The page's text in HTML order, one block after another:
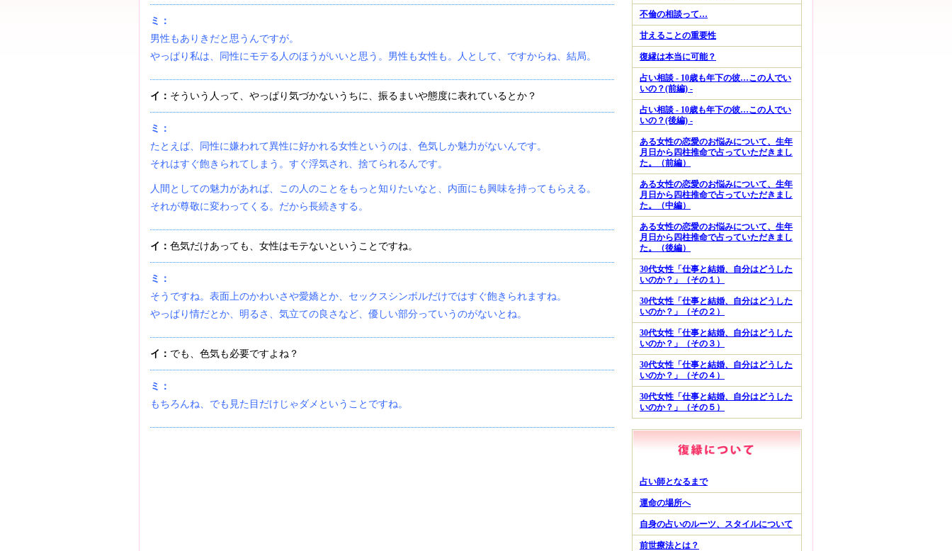
不倫の相談って…
甘えることの重要性
復縁は本当に可能？
占い相談 - 10歳も年下の彼…この人でい
いの？(前編) -
占い相談 - 10歳も年下の彼…この人でい
いの？(後編) -
ある女性の恋愛のお悩みについて、生年
月日から四柱推命で占っていただきまし
た。（前編）
ある女性の恋愛のお悩みについて、生年
月日から四柱推命で占っていただきまし
た。（中編）
ある女性の恋愛のお悩みについて、生年
月日から四柱推命で占っていただきまし
た。（後編）
30代女性「仕事と結婚、自分はどうした
いのか？」（その１）
30代女性「仕事と結婚、自分はどうした
いのか？」（その２）
30代女性「仕事と結婚、自分はどうした
いのか？」（その３）
30代女性「仕事と結婚、自分はどうした
いのか？」（その４）
30代女性「仕事と結婚、自分はどうした
いのか？」（その５）
占い師となるまで
運命の場所へ
自身の占いのルーツ、スタイルについて
前世療法とは？
ミ：
男性もありきだと思うんですが。
やっぱり私は、同性にモテる人のほうがいいと思う。男性も女性も。人として、ですからね、結局。
イ： そういう人って、やっぱり気づかないうちに、振るまいや態度に表れているとか？
ミ：
たとえば、同性に嫌われて異性に好かれる女性というのは、色気しか魅力がないんです。
それはすぐ飽きられてしまう。すぐ浮気され、捨てられるんです。
人間としての魅力があれば、この人のことをもっと知りたいなと、内面にも興味を持ってもらえる。
それが尊敬に変わってくる。だから長続きする。
イ： 色気だけあっても、女性はモテないということですね。
ミ：
そうですね。表面上のかわいさや愛嬌とか、セックスシンボルだけではすぐ飽きられますね。
やっぱり情だとか、明るさ、気立ての良さなど、優しい部分っていうのがないとね。
イ： でも、色気も必要ですよね？
ミ：
もちろんね、でも見た目だけじゃダメということですね。